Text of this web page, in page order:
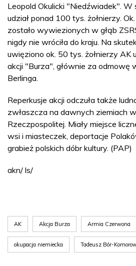
Leopold Okulicki "Niedźwiadek". W
udział ponad 100 tys. żołnierzy.
zostało wywiezionych w głąb
nigdy nie wróciła do kraju. Na
uwięziono ok. 50 tys. żołnierzy
akcji "Burza", głównie za odmowę
Berlinga.
Reperkusje akcji odczuła także
zwłaszcza na dawnych ziemiach
Rzeczpospolitej. Miały miejsce
wsi i miasteczek, deportacje
grabież polskich dóbr kultury. (PAP)
akn/ ls/
AK Akcja Burza Armia Czerwona
okupacja niemiecka Tadeusz Bór-